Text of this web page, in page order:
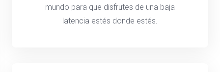
mundo para que disfrutes de una baja
latencia estés donde estés.